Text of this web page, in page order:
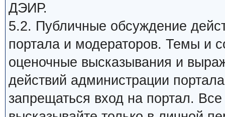
ДЭИР.
5.2. Публичные обсуждение
портала и модераторов. Темы и
оценочные высказывания и
действий администрации
запрещаться вход на портал.